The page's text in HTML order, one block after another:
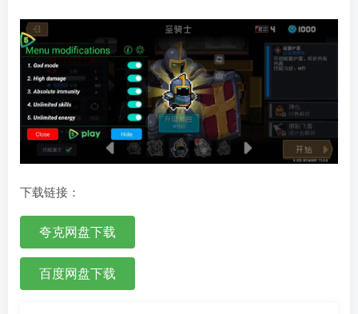
下载链接：
夸克网盘下载
百度网盘下载